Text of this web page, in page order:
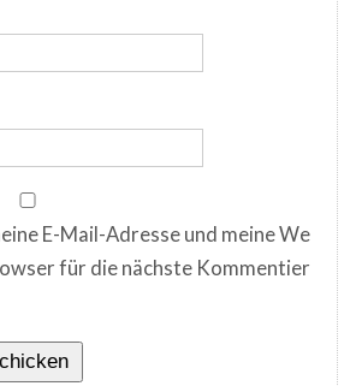
E-Mail-Adresse und meine We
für die nächste Kommentier